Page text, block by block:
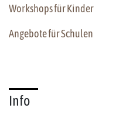
Workshops für Kinder
Angebote für Schulen
Info